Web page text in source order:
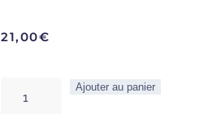
21,00€
Ajouter au panier